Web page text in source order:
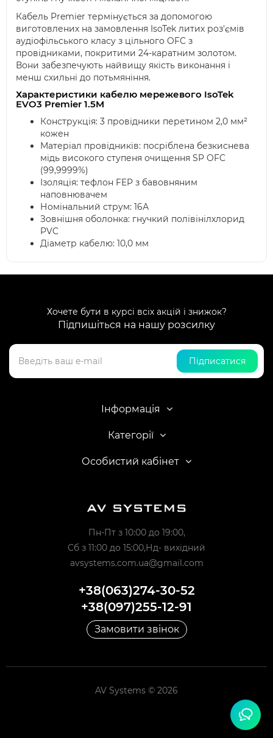
Кабель Premier термінується за допомогою
виготовлених на замовлення IsoTek литих роз'ємів
аудіофільського класу з цільного OFC з
провідниками, покритими 24-каратним золотом.
Вони забезпечують найвищу якість виконання і
менш схильні до потьмяніння.
Характеристики кабелю мережевого IsoTek
EVO3 Premier 1.5M
Конструкція: 3 провідники перетином 2,0 мм²
кожен
Матеріал провідників: посріблена безкиснева
мідь високого ступеня очищення SP OFC
(99,9999%)
Ізоляція: тефлон FEP з бавовняним
наповнювачем
Номінальний струм: 16А
Зовнішня оболонка: гнучкий полівінілхлорид
PVC
Діаметр кабелю: 10,0 мм
Хочете бути в курсі всіх акцій і знижок?
Підпишіться на нашу розсилку
Підписатися
Інформація
Категорії
Особистий кабінет
Пн-Пт з 10:00 до 19:00,
Сб з 11:00 до 15:00,Нд- вихідний
avsystems.com.ua@gmail.com
+38(063)274-30-52
+38(097)255-12-91
Замовити звінок
AV Systems © 2026